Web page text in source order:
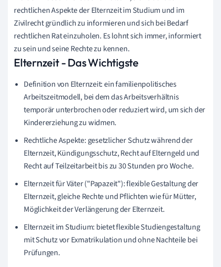
rechtlichen Aspekte der Elternzeit im Studium und im
Zivilrecht gründlich zu informieren und sich bei Bedarf
rechtlichen Rat einzuholen. Es lohnt sich immer, informiert
zu sein und seine Rechte zu kennen.
Elternzeit - Das Wichtigste
Definition von Elternzeit: ein familienpolitisches
Arbeitszeitmodell, bei dem das Arbeitsverhältnis
temporär unterbrochen oder reduziert wird, um sich der
Kindererziehung zu widmen.
Rechtliche Aspekte: gesetzlicher Schutz während der
Elternzeit, Kündigungsschutz, Recht auf Elterngeld und
Recht auf Teilzeitarbeit bis zu 30 Stunden pro Woche.
Elternzeit für Väter ("Papazeit"): flexible Gestaltung der
Elternzeit, gleiche Rechte und Pflichten wie für Mütter,
Möglichkeit der Verlängerung der Elternzeit.
Elternzeit im Studium: bietet flexible Studiengestaltung
mit Schutz vor Exmatrikulation und ohne Nachteile bei
Prüfungen.